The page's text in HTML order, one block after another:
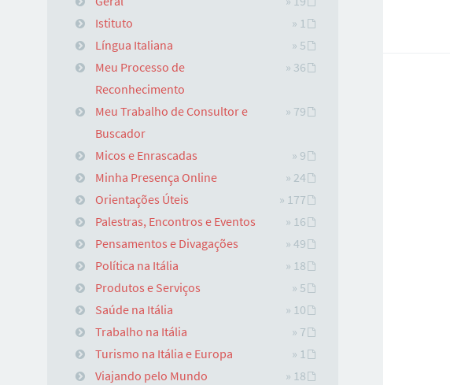
Istituto
» 1
Língua Italiana
» 5
Meu Processo de
Reconhecimento
» 36
Meu Trabalho de Consultor e
Buscador
» 79
Micos e Enrascadas
» 9
Minha Presença Online
» 24
Orientações Úteis
» 177
Palestras, Encontros e Eventos
» 16
Pensamentos e Divagações
» 49
Política na Itália
» 18
Produtos e Serviços
» 5
Saúde na Itália
» 10
Trabalho na Itália
» 7
Turismo na Itália e Europa
» 1
Viajando pelo Mundo
» 18